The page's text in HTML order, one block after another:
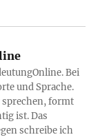
Bei
und Sprache.
sprechen, formt
ist. Das
schreibe ich